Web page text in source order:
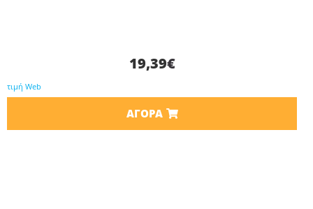
19,39€
τιμή Web
ΑΓΟΡΆ